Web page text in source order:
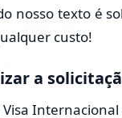
nosso texto é
custo!
a